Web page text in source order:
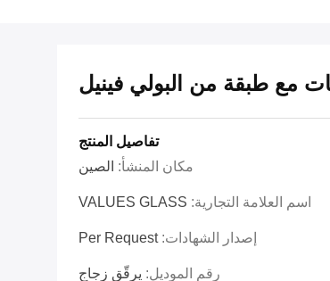
مع طبقة من البولي فينيل
تفاصيل المنتج
مكان المنشأ: الصين
اسم العلامة التجارية: VALUES GLASS
إصدار الشهادات:Per Request
رقم الموديل: يرقّق زجاج